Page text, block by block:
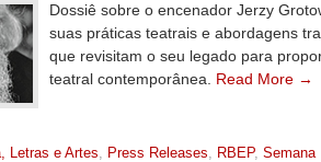
Dossiê sobre o encenador Jerzy
suas práticas teatrais e abordagens
que revisitam o seu legado para
teatral contemporânea. Read More →
Letras e Artes, Press Releases, RBEP, Semana